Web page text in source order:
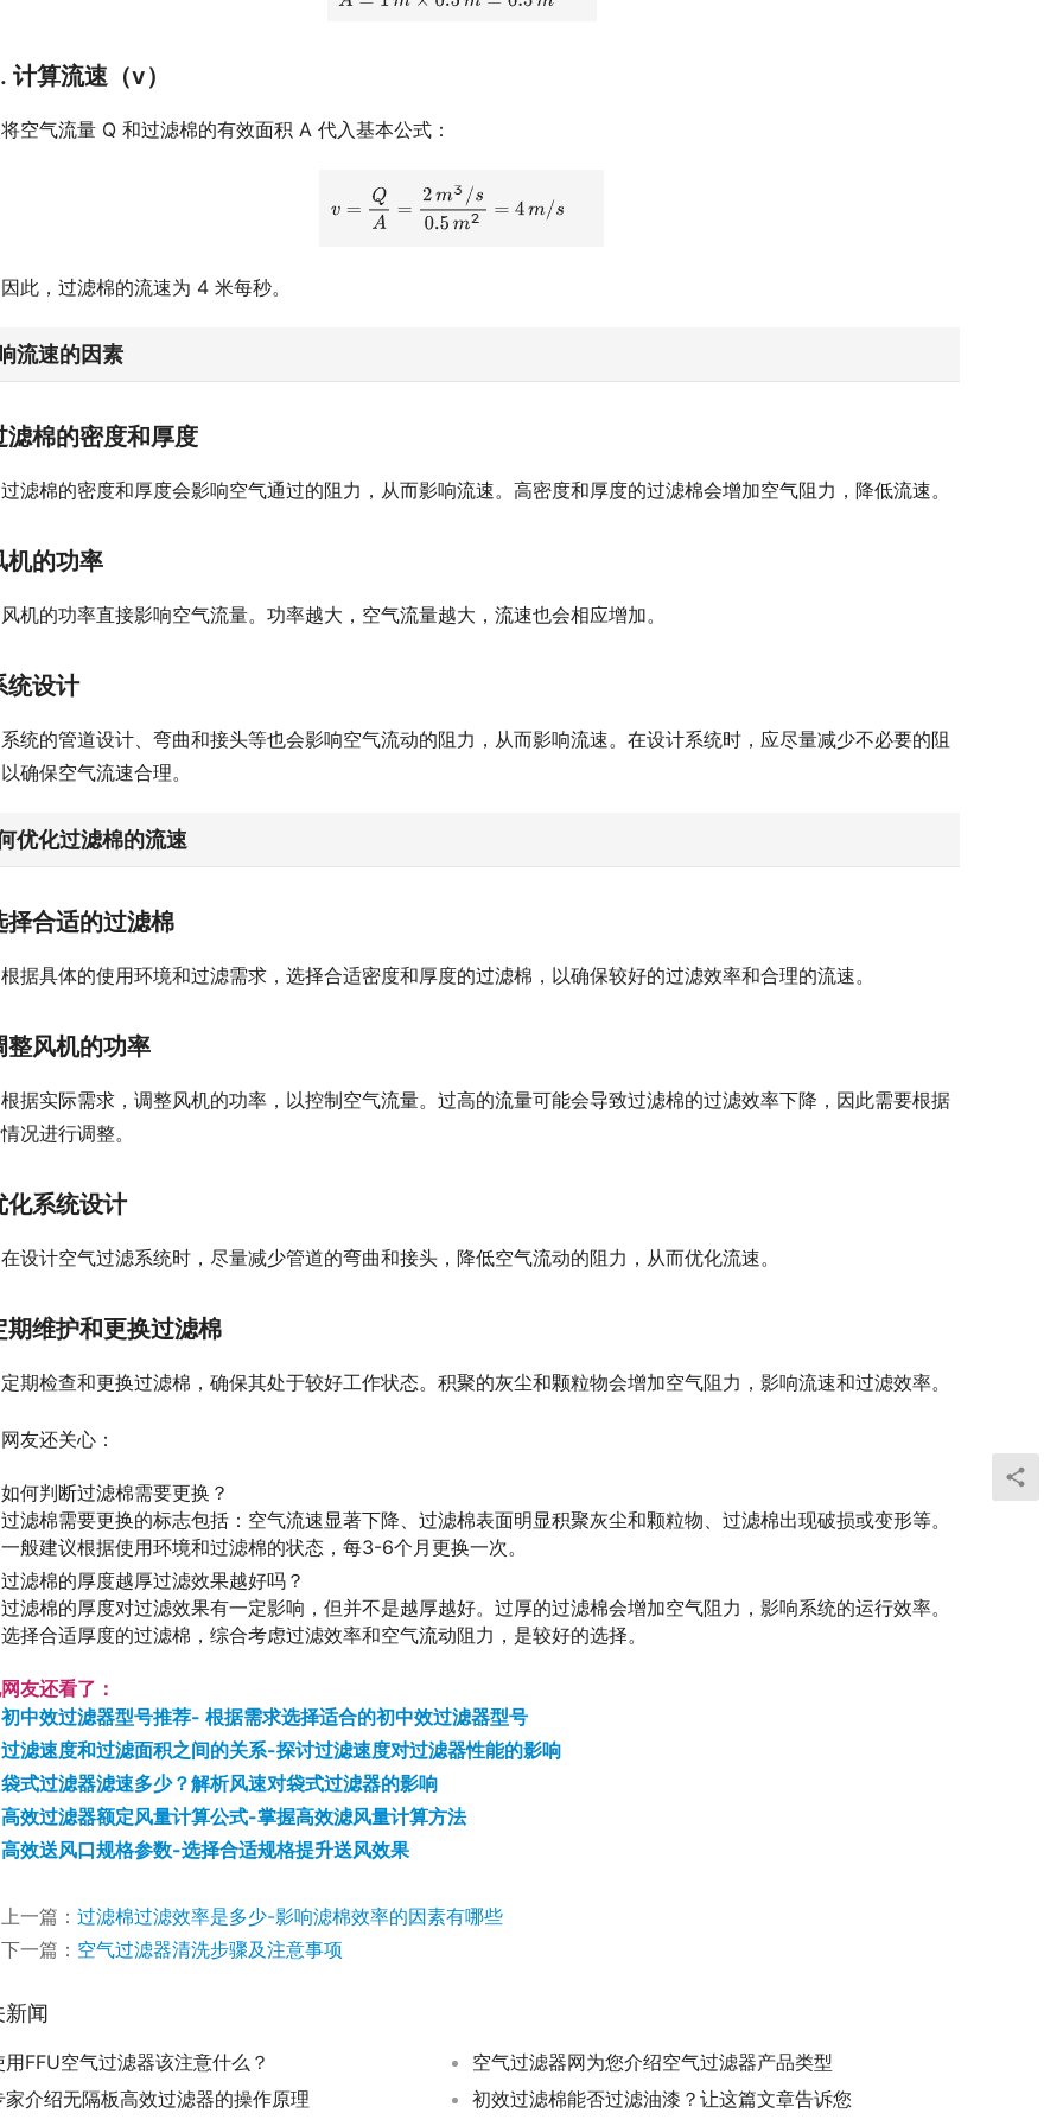
计算流速（v）
将空气流量 Q 和过滤棉的有效面积 A 代入基本公式：
因此，过滤棉的流速为 4 米每秒。
流速的因素
滤棉的密度和厚度
过滤棉的密度和厚度会影响空气通过的阻力，从而影响流速。高密度和厚度的过滤棉会增加空气阻力，降低流速。
机的功率
风机的功率直接影响空气流量。功率越大，空气流量越大，流速也会相应增加。
统设计
系统的管道设计、弯曲和接头等也会影响空气流动的阻力，从而影响流速。在设计系统时，应尽量减少不必要的阻
确保空气流速合理。
优化过滤棉的流速
择合适的过滤棉
根据具体的使用环境和过滤需求，选择合适密度和厚度的过滤棉，以确保较好的过滤效率和合理的流速。
整风机的功率
根据实际需求，调整风机的功率，以控制空气流量。过高的流量可能会导致过滤棉的过滤效率下降，因此需要根据
况进行调整。
化系统设计
在设计空气过滤系统时，尽量减少管道的弯曲和接头，降低空气流动的阻力，从而优化流速。
期维护和更换过滤棉
定期检查和更换过滤棉，确保其处于较好工作状态。积聚的灰尘和颗粒物会增加空气阻力，影响流速和过滤效率。
网友还关心：
如何判断过滤棉需要更换？
过滤棉需要更换的标志包括：空气流速显著下降、过滤棉表面明显积聚灰尘和颗粒物、过滤棉出现破损或变形等。
一般建议根据使用环境和过滤棉的状态，每3-6个月更换一次。
过滤棉的厚度越厚过滤效果越好吗？
过滤棉的厚度对过滤效果有一定影响，但并不是越厚越好。过厚的过滤棉会增加空气阻力，影响系统的运行效率。
选择合适厚度的过滤棉，综合考虑过滤效率和空气流动阻力，是较好的选择。
友还看了：
初中效过滤器型号推荐- 根据需求选择适合的初中效过滤器型号
过滤速度和过滤面积之间的关系-探讨过滤速度对过滤器性能的影响
袋式过滤器滤速多少？解析风速对袋式过滤器的影响
高效过滤器额定风量计算公式-掌握高效滤风量计算方法
高效送风口规格参数-选择合适规格提升送风效果
上一篇： 过滤棉过滤效率是多少-影响滤棉效率的因素有哪些
下一篇： 空气过滤器清洗步骤及注意事项
新闻
用FFU空气过滤器该注意什么？
空气过滤器网为您介绍空气过滤器产品类型
家介绍无隔板高效过滤器的操作原理
初效过滤棉能否过滤油漆？让这篇文章告诉您